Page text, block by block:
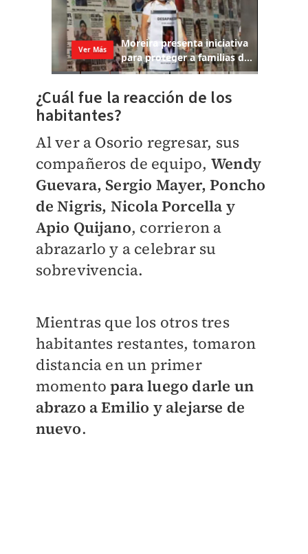
¿Cuál fue la reacción de los
habitantes?
Al ver a Osorio regresar, sus
compañeros de equipo, Wendy
Guevara, Sergio Mayer, Poncho
de Nigris, Nicola Porcella y
Apio Quijano, corrieron a
abrazarlo y a celebrar su
sobrevivencia.
Mientras que los otros tres
habitantes restantes, tomaron
distancia en un primer
momento para luego darle un
abrazo a Emilio y alejarse de
nuevo.